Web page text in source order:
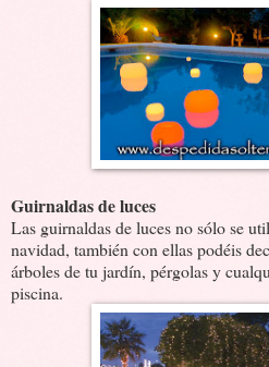
Guirnaldas de luces
Las guirnaldas de luces no sólo se
navidad, también con ellas podéis
árboles de tu jardín, pérgolas y
piscina.